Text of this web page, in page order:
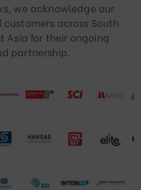
we acknowledge our
across South
Asia for their ongoing
partnership.